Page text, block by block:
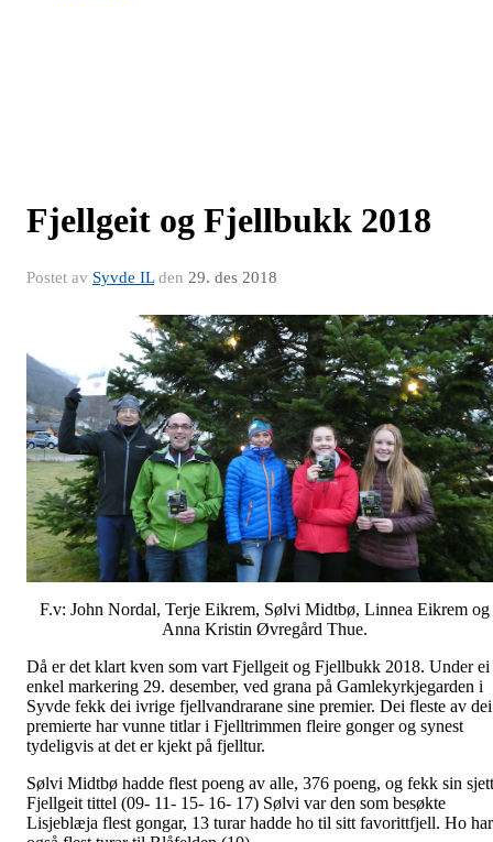
Fjellgeit og Fjellbukk 2018
Postet av Syvde ILden 29. des 2018
F.v: John Nordal, Terje Eikrem, Sølvi Midtbø, Linnea Eikrem og
Anna Kristin Øvregård Thue.
Då er det klart kven som vart Fjellgeit og Fjellbukk 2018. Under ei
enkel markering 29. desember, ved grana på Gamlekyrkjegarden i
Syvde fekk dei ivrige fjellvandrarane sine premier. Dei fleste av dei
premierte har vunne titlar i Fjelltrimmen fleire gonger og synest
tydeligvis at det er kjekt på fjelltur.
Sølvi Midtbø hadde flest poeng av alle, 376 poeng, og fekk sin
Fjellgeit tittel (09- 11- 15- 16- 17) Sølvi var den som besøkte
Lisjeblæja flest gongar, 13 turar hadde ho til sitt favorittfjell. Ho har